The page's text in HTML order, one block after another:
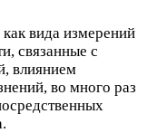
вида измерений
связанные с
влиянием
во много раз